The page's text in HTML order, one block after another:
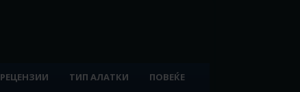
РЕЦЕНЗИИ ТИП АЛАТКИ ПОВЕЌЕ